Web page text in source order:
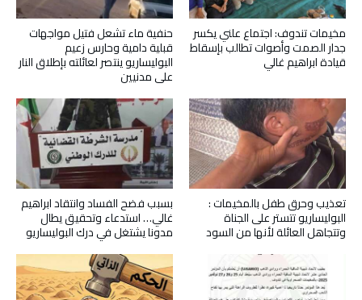
حنفية ماء تشعل فتيل مواجهات
قبلية دامية وحارس زعيم
البوليساريو ينتصر لعائلته بإطلاق النار
على مدنيين
مخيمات تندوف: اجتماع علني يكسر
جدار الصمت وأصوات تطالب بإسقاط
قيادة ابراهيم غالي
بسبب فضح الفساد وانتقاد ابراهيم
غالي… استدعاء وتحقيق يطال
مدونا يشتغل في درك البوليساريو
تعذيب وحرق طفل بالمخيمات :
البوليساريو تتستر على الجناة
وتتجاهل العائلة لأنها من السود